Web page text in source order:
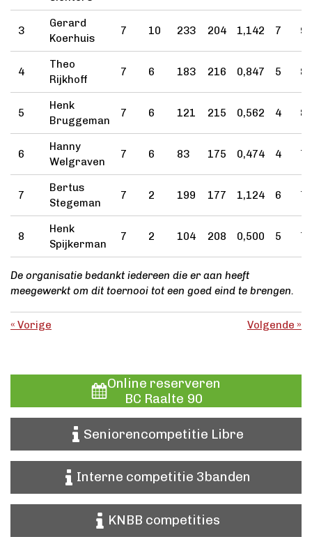
3
Gerard
Koerhuis
7 10 233 204 1,142 7
4
Theo
Rijkhoff
7 6 183 216 0,847 5
5
Henk
Bruggeman
7 6 121 215 0,562 4
6
Hanny
Welgraven
7 6 83 175 0,474 4
7
Bertus
Stegeman
7 2 199 177 1,124 6
8
Henk
Spijkerman
7 2 104 208 0,500 5
De organisatie bedankt iedereen die er aan heeft
meegewerkt om dit toernooi tot een goed eind te brengen.
« Vorige Volgende »
Online reserveren
BC Raalte 90
Seniorencompetitie Libre
Interne competitie 3banden
KNBB competities